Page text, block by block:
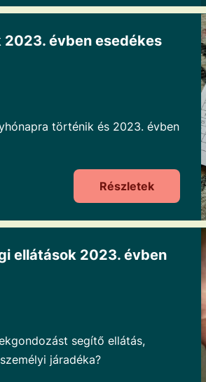
évben esedékes
történik és 2023. évben
Részletek
ellátások 2023. évben
segítő ellátás,
járadéka?